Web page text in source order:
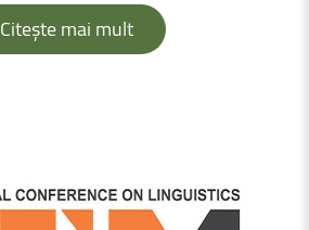
Citește mai mult